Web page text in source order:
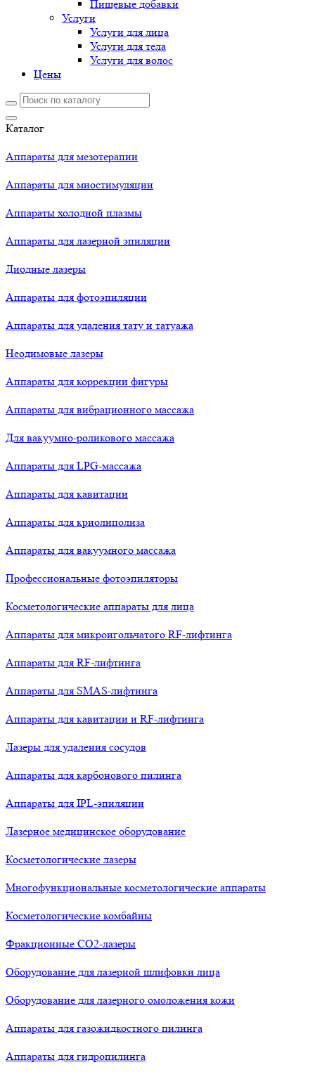
Пищевые добавки
Услуги
Услуги для лица
Услуги для тела
Услуги для волос
Цены
Каталог
Аппараты для мезотерапии
Аппараты для миостимуляции
Аппараты холодной плазмы
Аппараты для лазерной эпиляции
Диодные лазеры
Аппараты для фотоэпиляции
Аппараты для удаления тату и татуажа
Неодимовые лазеры
Аппараты для коррекции фигуры
Аппараты для вибрационного массажа
Для вакуумно-роликового массажа
Аппараты для LPG-массажа
Аппараты для кавитации
Аппараты для криолиполиза
Аппараты для вакуумного массажа
Профессиональные фотоэпиляторы
Косметологические аппараты для лица
Аппараты для микроигольчатого RF-лифтинга
Аппараты для RF-лифтинга
Аппараты для SMAS-лифтинга
Аппараты для кавитации и RF-лифтинга
Лазеры для удаления сосудов
Аппараты для карбонового пилинга
Аппараты для IPL-эпиляции
Лазерное медицинское оборудование
Косметологические лазеры
Многофункциональные косметологические аппараты
Косметологические комбайны
Фракционные СО2-лазеры
Оборудование для лазерной шлифовки лица
Оборудование для лазерного омоложения кожи
Аппараты для газожидкостного пилинга
Аппараты для гидропилинга